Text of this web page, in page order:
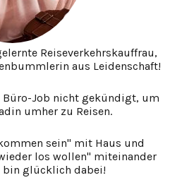
Reiseverkehrskauffrau,
aus Leidenschaft!
Büro-Job nicht gekündigt, um
umher zu Reisen.
sein" mit Haus und
los wollen" miteinander
bin glücklich dabei!